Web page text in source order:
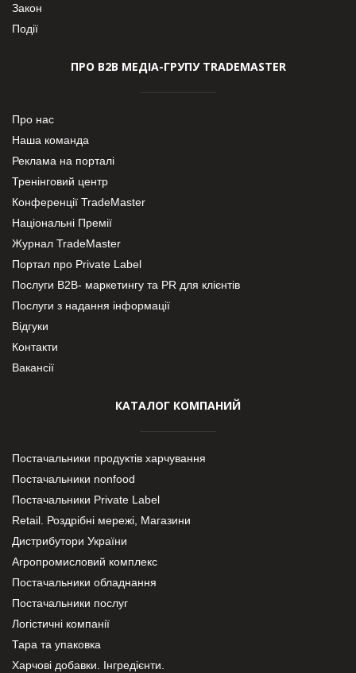
Закон
Події
ПРО В2В МЕДІА-ГРУПУ TRADEMASTER
Про нас
Наша команда
Реклама на порталі
Тренінговий центр
Конференції TradeMaster
Національні Премії
Журнал TradeMaster
Портал про Private Label
Послуги В2В- маркетингу та PR для клієнтів
Послуги з надання інформації
Відгуки
Контакти
Вакансії
КАТАЛОГ КОМПАНИЙ
Постачальники продуктів харчування
Постачальники nonfood
Постачальники Private Label
Retail. Роздрібні мережі, Магазини
Дистрибутори України
Агропромисловий комплекс
Постачальники обладнання
Постачальники послуг
Логістичні компанії
Тара та упаковка
Харчові добавки. Інгредієнти.